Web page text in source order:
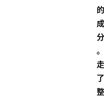
的
成
分
。
走
了
整